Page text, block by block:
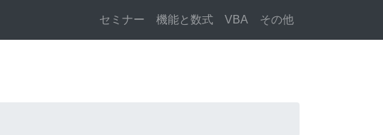
セミナー 機能と数式 VBA その他